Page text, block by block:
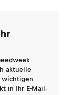
aktuelle
wichtigen
in Ihr E-Mail-